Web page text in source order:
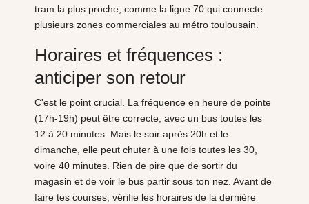
tram la plus proche, comme la ligne 70 qui connecte
plusieurs zones commerciales au métro toulousain.
Horaires et fréquences :
anticiper son retour
C'est le point crucial. La fréquence en heure de pointe
(17h-19h) peut être correcte, avec un bus toutes les
12 à 20 minutes. Mais le soir après 20h et le
dimanche, elle peut chuter à une fois toutes les 30,
voire 40 minutes. Rien de pire que de sortir du
magasin et de voir le bus partir sous ton nez. Avant de
faire tes courses, vérifie les horaires de la dernière